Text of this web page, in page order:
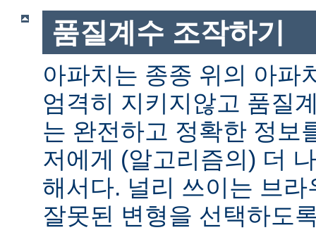
품질계수 조작하기
아파치는 종종 위의 아파
엄격히 지키지않고 품질
는 완전하고 정확한 정보
저에게 (알고리즘의) 더
해서다. 널리 쓰이는 브
잘못된 변형을 선택하도